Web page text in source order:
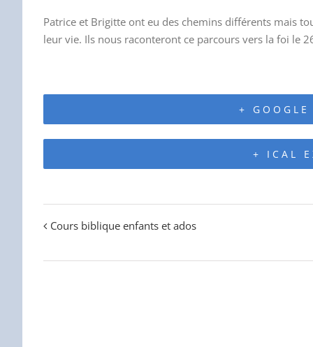
Patrice et Brigitte ont eu des chemins différents mais
leur vie. Ils nous raconteront ce parcours vers la foi le
+
+ ICAL
Cours biblique enfants et ados